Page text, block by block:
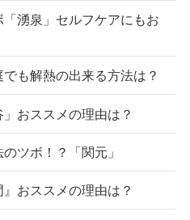
湧泉」セルフケアにもお
も解熱の出来る方法は？
おススメの理由は？
ツボ！？「関元」
おススメの理由は？